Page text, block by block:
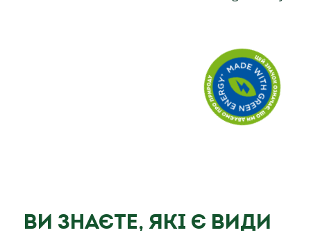
Ви знаєте, які є види